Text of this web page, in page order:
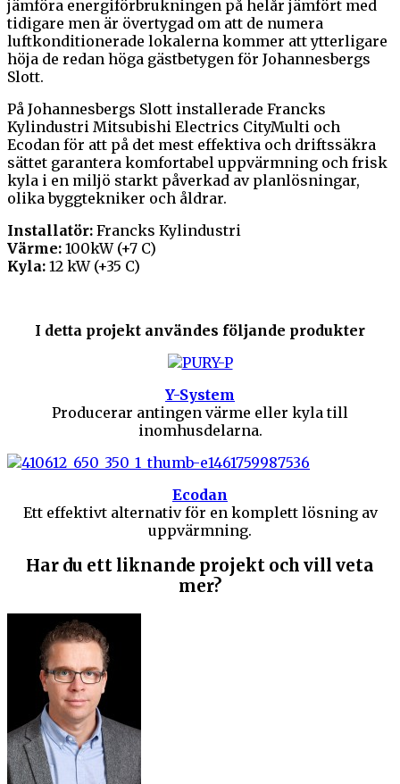
jämföra energiförbrukningen på helår jämfört med
tidigare men är övertygad om att de numera
luftkonditionerade lokalerna kommer att ytterligare
höja de redan höga gästbetygen för Johannesbergs
Slott.
På Johannesbergs Slott installerade Francks
Kylindustri Mitsubishi Electrics CityMulti och
Ecodan för att på det mest effektiva och driftssäkra
sättet garantera komfortabel uppvärmning och frisk
kyla i en miljö starkt påverkad av planlösningar,
olika byggtekniker och åldrar.
Installatör: Francks Kylindustri
Värme: 100kW (+7 C)
Kyla: 12 kW (+35 C)
I detta projekt användes följande produkter
Y-System
Producerar antingen värme eller kyla till
inomhusdelarna.
Ecodan
Ett effektivt alternativ för en komplett lösning av
uppvärmning.
Har du ett liknande projekt och vill veta
mer?